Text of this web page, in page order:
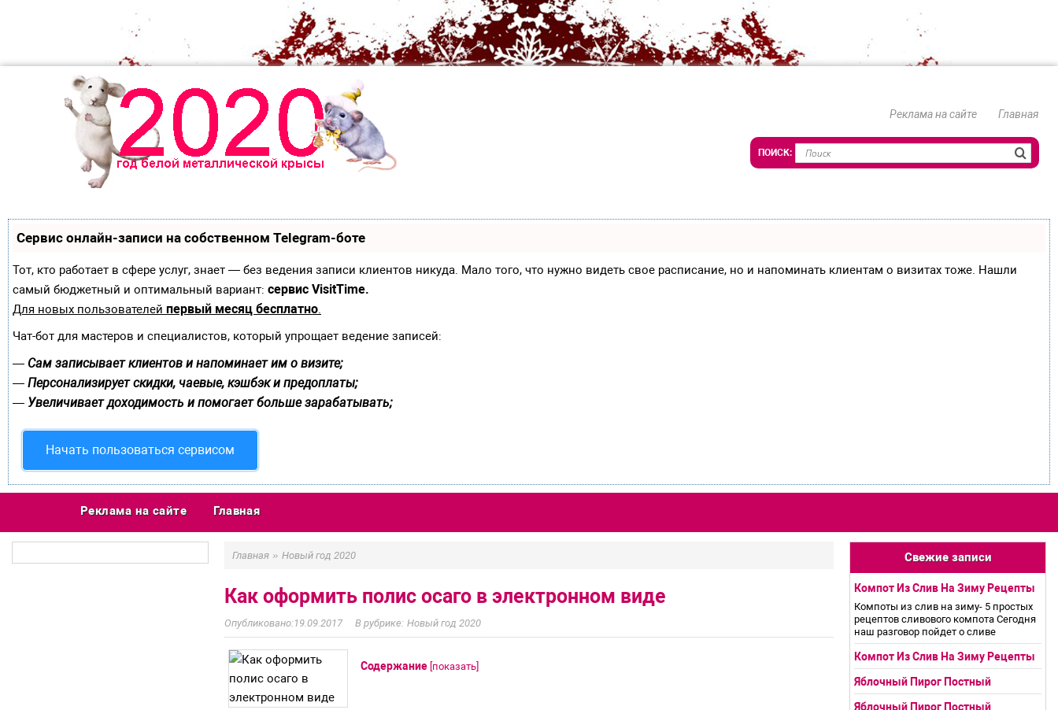
Реклама на сайте Главная
Сервис онлайн-записи на собственном Telegram-боте
Тот, кто работает в сфере услуг, знает — без ведения записи клиентов никуда. Мало того, что нужно видеть свое расписание, но и напоминать клиентам о визитах тоже. Нашли
самый бюджетный и оптимальный вариант: сервис VisitTime.
Для новых пользователей первый месяц бесплатно.
Чат-бот для мастеров и специалистов, который упрощает ведение записей:
— Сам записывает клиентов и напоминает им о визите;
— Персонализирует скидки, чаевые, кэшбэк и предоплаты;
— Увеличивает доходимость и помогает больше зарабатывать;
Начать пользоваться сервисом
Реклама на сайте Главная
Главная » Новый год 2020
Как оформить полис осаго в электронном виде
19.09.2017 Новый год 2020
Содержание [показать]
Свежие записи
Компот Из Слив На Зиму Рецепты
Компоты из слив на зиму- 5 простых
рецептов сливового компота Сегодня
наш разговор пойдет о сливе
Компот Из Слив На Зиму Рецепты
Яблочный Пирог Постный
Яблочный Пирог Постный